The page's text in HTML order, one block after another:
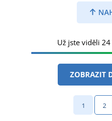
Už jste viděli
ZOBRAZIT
1 2